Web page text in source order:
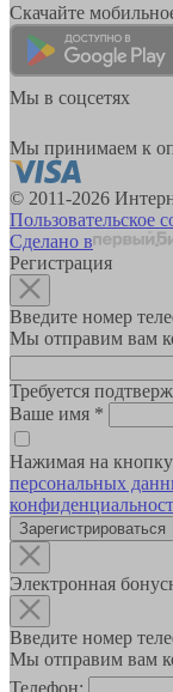
Скачайте
Мы в соцсетях
Мы принимаем к
© 2011-2026
Пользовательское
Сделано в
Регистрация
Введите номер
Мы отправим вам
Требуется
Ваше имя *
Нажимая на
персональных
Зарегистрироваться
Электронная
Введите номер
Мы отправим вам